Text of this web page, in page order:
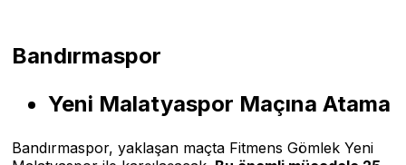
Bandırmaspor
Yeni Malatyaspor Maçına Atama
Bandırmaspor, yaklaşan maçta Fitmens Gömlek Yeni